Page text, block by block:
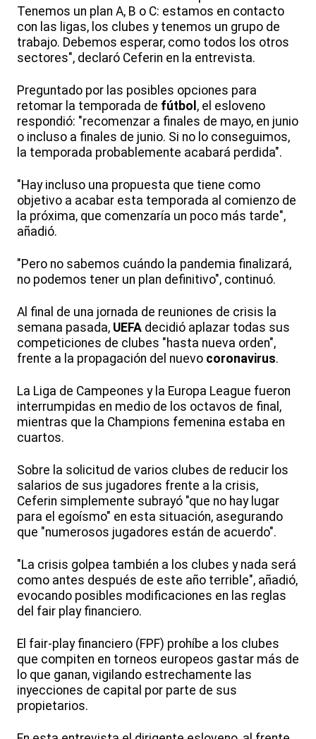
Tenemos un plan A, B o C: estamos en contacto
con las ligas, los clubes y tenemos un grupo de
trabajo. Debemos esperar, como todos los otros
sectores", declaró Ceferin en la entrevista.
Preguntado por las posibles opciones para
retomar la temporada de fútbol , el esloveno
respondió: "recomenzar a finales de mayo, en junio
o incluso a finales de junio. Si no lo conseguimos,
la temporada probablemente acabará perdida".
"Hay incluso una propuesta que tiene como
objetivo a acabar esta temporada al comienzo de
la próxima, que comenzaría un poco más tarde",
añadió.
"Pero no sabemos cuándo la pandemia finalizará,
no podemos tener un plan definitivo", continuó.
Al final de una jornada de reuniones de crisis la
semana pasada, UEFA decidió aplazar todas sus
competiciones de clubes "hasta nueva orden",
frente a la propagación del nuevo coronavirus.
La Liga de Campeones y la Europa League fueron
interrumpidas en medio de los octavos de final,
mientras que la Champions femenina estaba en
cuartos.
Sobre la solicitud de varios clubes de reducir los
salarios de sus jugadores frente a la crisis,
Ceferin simplemente subrayó "que no hay lugar
para el egoísmo" en esta situación, asegurando
que "numerosos jugadores están de acuerdo".
"La crisis golpea también a los clubes y nada será
como antes después de este año terrible", añadió,
evocando posibles modificaciones en las reglas
del fair play financiero.
El fair-play financiero (FPF) prohíbe a los clubes
que compiten en torneos europeos gastar más de
lo que ganan, vigilando estrechamente las
inyecciones de capital por parte de sus
propietarios.